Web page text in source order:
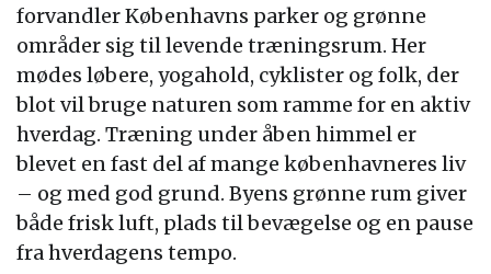
forvandler Københavns parker og grønne
områder sig til levende træningsrum. Her
mødes løbere, yogahold, cyklister og folk, der
blot vil bruge naturen som ramme for en aktiv
hverdag. Træning under åben himmel er
blevet en fast del af mange københavneres liv
– og med god grund. Byens grønne rum giver
både frisk luft, plads til bevægelse og en pause
fra hverdagens tempo.